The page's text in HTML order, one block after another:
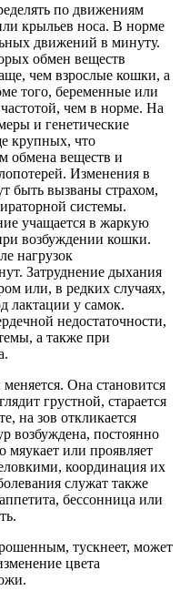
по движениям
крыльев носа. В норме
движений в минуту.
обмен веществ
чем взрослые кошки, а
того, беременные или
чем в норме. На
и генетические
крупных, что
обмена веществ и
Изменения в
быть вызваны страхом,
системы.
учащается в жаркую
возбуждении кошки.
нагрузок
Затруднение дыхания
или, в редких случаях,
лактации у самок.
недостаточности,
а также при
Она становится
грустной, старается
на зов откликается
возбуждена, постоянно
мяукает или проявляет
координация их
служат также
бессонница или
тускнеет, может
цвета